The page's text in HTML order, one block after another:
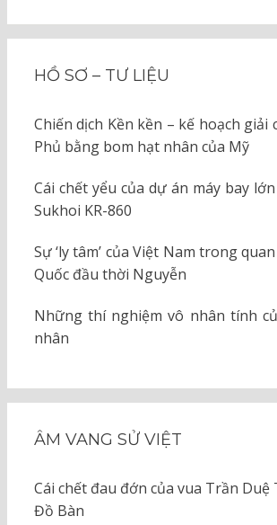
HỒ SƠ – TƯ LIỆU
Chiến dịch Kền kền – kế hoạch giải
Phủ bằng bom hạt nhân của Mỹ
Cái chết yểu của dự án máy bay
Sukhoi KR-860
Sự ‘ly tâm’ của Việt Nam trong
Quốc đầu thời Nguyễn
Những thí nghiệm vô nhân tính
nhân
ÂM VANG SỬ VIỆT
Cái chết đau đớn của vua Trần
Đồ Bàn